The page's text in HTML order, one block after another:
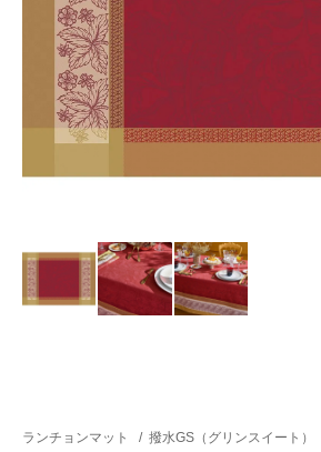
ランチョンマット / 撥水GS（グリンスイート）